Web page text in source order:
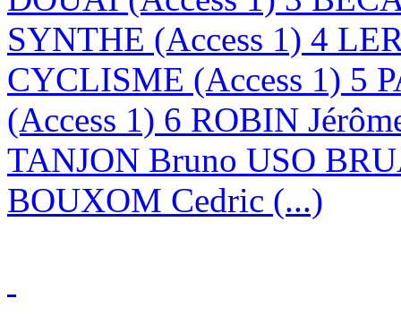
SYNTHE (Access 1) 4
CYCLISME (Access 1) 5
(Access 1) 6 ROBIN
TANJON Bruno USO
BOUXOM Cedric (...)